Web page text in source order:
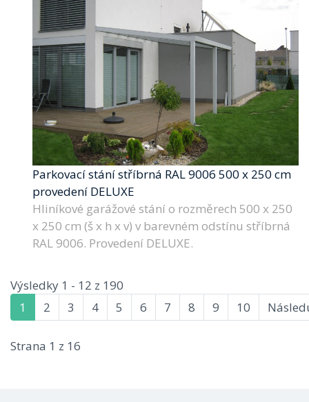
Parkovací stání stříbrná RAL 9006 500 x 250 cm
provedení DELUXE
Hliníkové garážové stání o rozměrech 500 x 250
x 250 cm (š x h x v) v barevném odstínu stříbrná
RAL 9006. Provedení DELUXE.
Výsledky 1 - 12 z 190
1
2 3 4 5 6 7 8 9 10
Strana 1 z 16